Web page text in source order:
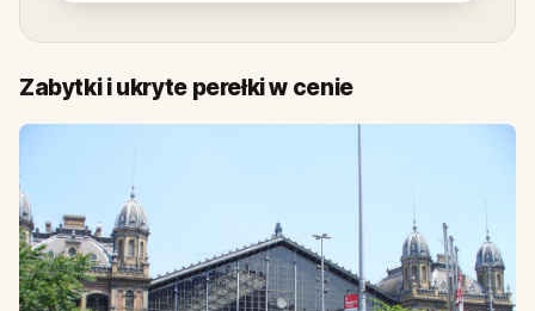
Zabytki i ukryte perełki w cenie